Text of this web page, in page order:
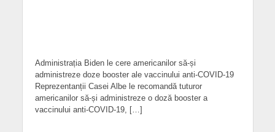
Administrația Biden le cere americanilor să-și
administreze doze booster ale vaccinului anti-COVID-19
Reprezentanții Casei Albe le recomandă tuturor
americanilor să-și administreze o doză booster a
vaccinului anti-COVID-19, […]